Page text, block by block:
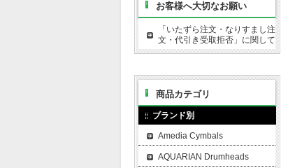
お客様へ大切なお願い
「いたずら注文・なりすまし注
文・代引き受取拒否」に関して
商品カテゴリ
ブランド別
Amedia Cymbals
AQUARIAN Drumheads